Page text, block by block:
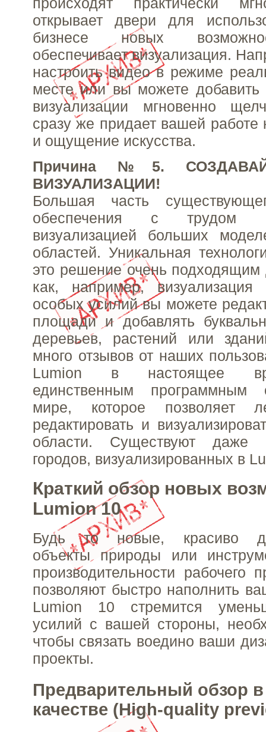
открывает двери для
бизнесе новых
обеспечивает визуализация.
настроить видео в режиме
месте или вы можете
визуализации мгновенно
сразу же придает вашей работе
и ощущение искусства.
Причина №5.
ВИЗУАЛИЗАЦИИ!
Большая часть
обеспечения с трудом
визуализацией больших
областей. Уникальная
это решение очень
как, например,
особых усилий вы можете
площади и добавлять
деревьев, растений или
много отзывов от наших
Lumion в настоящее
единственным программным
мире, которое позволяет
редактировать и
области. Существуют даже
городов, визуализированных в
Краткий обзор новых
Lumion 10
Будь то новые, красиво
объекты природы или
производительности рабочего
позволяют быстро наполнить
Lumion 10 стремится
усилий с вашей стороны,
чтобы связать воедино ваши
проекты.
Предварительный обзор
качестве (High-quality